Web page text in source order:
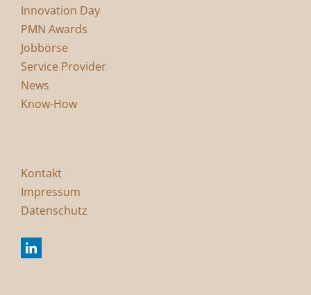
Innovation Day
PMN Awards
Jobbörse
Service Provider
News
Know-How
Kontakt
Impressum
Datenschutz